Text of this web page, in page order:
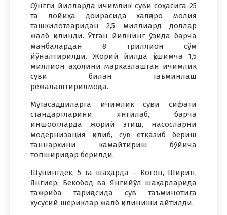
Сўнгги йилларда ичимлик суви соҳасига 25
та лойиҳа доирасида халқаро молия
ташкилотларидан 2,5 миллиард доллар
жалб қилинди. Ўтган йилнинг ўзида барча
манбалардан 8 триллион сўм
йўналтирилди. Жорий йилда қўшимча 1,5
миллион аҳолини марказлашган ичимлик
суви билан таъминлаш
режалаштирилмоқда.
Мутасаддиларга ичимлик суви сифати
стандартларини янгилаб, барча
иншоотларда жорий этиш, насосларни
модернизация қилиб, сув етказиб бериш
таннархини камайтириш бўйича
топшириқлар берилди.
Шунингдек, 5 та шаҳарда – Когон, Ширин,
Янгиер, Бекобод ва Янгийўл шаҳарларида
тажриба тариқасида сув таъминотига
хусусий шериклар жалб қилиниши айтилди.